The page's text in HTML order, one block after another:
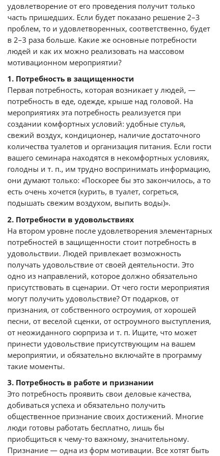
удовлетворение от его проведения получит только
часть пришедших. Если будет показано решение 2–3
проблем, то и удовлетворенных, соответственно, будет
в 2–3 раза больше. Какие же основные потребности
людей и как их можно реализовать на массовом
мотивационном мероприятии?
1. Потребность в защищенности
Первая потребность, которая возникает у людей, —
потребность в еде, одежде, крыше над головой. На
мероприятиях эта потребность реализуется при
создании комфортных условий: удобные стулья,
свежий воздух, кондиционер, наличие достаточного
количества туалетов и организация питания. Если гости
вашего семинара находятся в некомфортных условиях,
голодны и т. п., им трудно воспринимать информацию,
они думают только: «Поскорее бы это закончилось, а то
есть очень хочется (курить, в туалет, согреться,
подышать свежим воздухом, выпить воды)».
2. Потребности в удовольствиях
На втором уровне после удовлетворения элементарных
потребностей в защищенности стоит потребность в
удовольствии. Людей привлекает возможность
получать удовольствие от своей деятельности. Это
одно из направлений, которое должно обязательно
присутствовать в сценарии. От чего гости мероприятия
могут получить удовольствие? От подарков, от
признания, от собственного остроумия, от хорошей
песни, от веселой сценки, от остроумного выступления,
от неожиданного сюрприза и т. п. Ищите, что может
принести удовольствие присутствующим на вашем
мероприятии, и обязательно включайте в программу
такие моменты.
3. Потребность в работе и признании
Это потребность проявить свои деловые качества,
добиваться успеха и обязательно получить
общественное признание своих достижений. Многие
люди готовы работать бесплатно, лишь бы
приобщиться к чему-то важному, значительному.
Признание — одна из форм мотивации. Все хотят быть